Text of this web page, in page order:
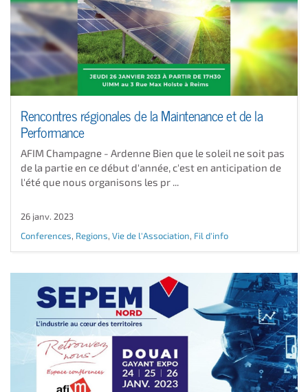
Rencontres régionales de la Maintenance et de la
Performance
AFIM Champagne - Ardenne Bien que le soleil ne soit pas
de la partie en ce début d'année, c'est en anticipation de
l'été que nous organisons les pr ...
26 janv. 2023
Conferences, Regions, Vie de l'Association, Fil d'info